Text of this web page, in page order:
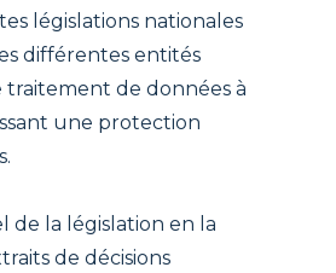
législations nationales
différentes entités
traitement de données à
une protection
de la législation en la
de décisions